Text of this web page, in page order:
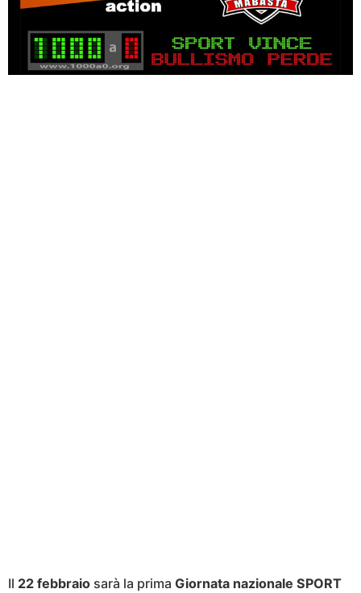
Il 22 febbraio sarà la prima Giornata nazionale SPORT